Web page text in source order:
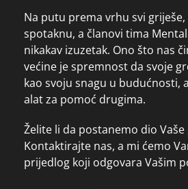
Na putu prema vrhu svi
spotaknu, a članovi tima
nikakav izuzetak. Ono što nas
većine je spremnost da svoje
kao svoju snagu u budućnosti,
alat za pomoć drugima.
Želite li da postanemo dio Vaše
Kontaktirajte nas, a mi ćemo
prijedlog koji odgovara Vašim